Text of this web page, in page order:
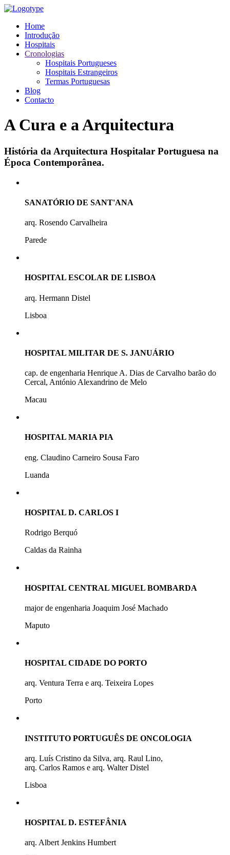
Home
Introdução
Hospitais
Cronologias
Hospitais Portugueses
Hospitais Estrangeiros
Termas Portuguesas
Blog
Contacto
A Cura e a Arquitectura
História da Arquitectura Hospitalar Portuguesa na
Época Contemporânea.
SANATÓRIO DE SANT'ANA
arq. Rosendo Carvalheira
Parede
HOSPITAL ESCOLAR DE LISBOA
arq. Hermann Distel
Lisboa
HOSPITAL MILITAR DE S. JANUÁRIO
cap. de engenharia Henrique A. Dias de Carvalho barão do
Cercal, António Alexandrino de Melo
Macau
HOSPITAL MARIA PIA
eng. Claudino Carneiro Sousa Faro
Luanda
HOSPITAL D. CARLOS I
Rodrigo Berquó
Caldas da Rainha
HOSPITAL CENTRAL MIGUEL BOMBARDA
major de engenharia Joaquim José Machado
Maputo
HOSPITAL CIDADE DO PORTO
arq. Ventura Terra e arq. Teixeira Lopes
Porto
INSTITUTO PORTUGUÊS DE ONCOLOGIA
arq. Luís Cristino da Silva, arq. Raul Lino,
arq. Carlos Ramos e arq. Walter Distel
Lisboa
HOSPITAL D. ESTEFÂNIA
arq. Albert Jenkins Humbert